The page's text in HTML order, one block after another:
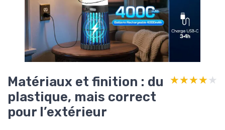
Matériaux et finition : du
plastique, mais correct
pour l’extérieur
★★★★★
★★★★★